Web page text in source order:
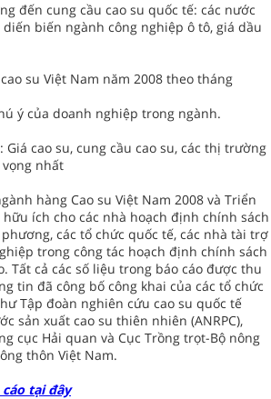
đến cung cầu cao su quốc tế: các nước
biến ngành công nghiệp ô tô, giá dầu
su Việt Nam năm 2008 theo tháng
ý của doanh nghiệp trong ngành.
Giá cao su, cung cầu cao su, các thị trường
nhất
hàng Cao su Việt Nam 2008 và Triển
ích cho các nhà hoạch định chính sách
các tổ chức quốc tế, các nhà tài trợ
trong công tác hoạch định chính sách
Tất cả các số liệu trong báo cáo được thu
tin đã công bố công khai của các tổ chức
Tập đoàn nghiên cứu cao su quốc tế
sản xuất cao su thiên nhiên (ANRPC),
cục Hải quan và Cục Trồng trọt-Bộ nông
thôn Việt Nam.
tại đây